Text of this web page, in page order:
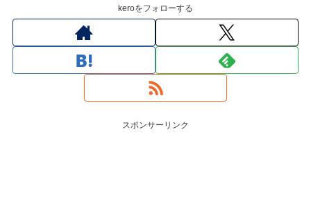
keroをフォローする
スポンサーリンク